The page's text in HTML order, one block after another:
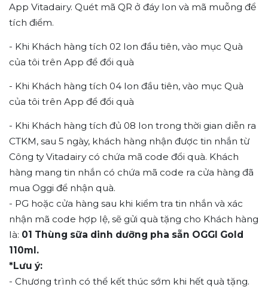
App Vitadairy. Quét mã QR ở đáy lon và mã muỗng để
tích điểm.
- Khi Khách hàng tích 02 lon đầu tiên, vào mục Quà
của tôi trên App để đổi quà
- Khi Khách hàng tích 04 lon đầu tiên, vào mục Quà
của tôi trên App để đổi quà
- Khi Khách hàng tích đủ 08 lon trong thời gian diễn ra
CTKM, sau 5 ngày, khách hàng nhận được tin nhắn từ
Công ty Vitadairy có chứa mã code đổi quà. Khách
hàng mang tin nhắn có chứa mã code ra cửa hàng đã
mua Oggi để nhận quà.
- PG hoặc cửa hàng sau khi kiểm tra tin nhắn và xác
nhận mã code hợp lệ, sẽ gửi quà tặng cho Khách hàng
là: 01 Thùng sữa dinh dưỡng pha sẵn OGGI Gold
110ml.
*Lưu ý:
- Chương trình có thể kết thúc sớm khi hết quà tặng.